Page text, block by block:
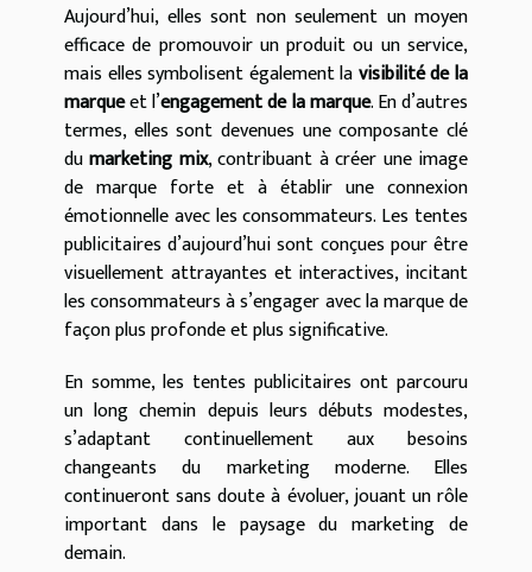
Aujourd’hui, elles sont non seulement un moyen
efficace de promouvoir un produit ou un service,
mais elles symbolisent également lavisibilité de la
marqueet l’engagement de la marque. En d’autres
termes, elles sont devenues une composante clé
dumarketing mix, contribuant à créer une image
de marque forte et à établir une connexion
émotionnelle avec les consommateurs. Les tentes
publicitaires d’aujourd’hui sont conçues pour être
visuellement attrayantes et interactives, incitant
les consommateurs à s’engager avec la marque de
façon plus profonde et plus significative.
En somme, les tentes publicitaires ont parcouru
un long chemin depuis leurs débuts modestes,
s’adaptant continuellement aux besoins
changeants du marketing moderne. Elles
continueront sans doute à évoluer, jouant un rôle
important dans le paysage du marketing de
demain.